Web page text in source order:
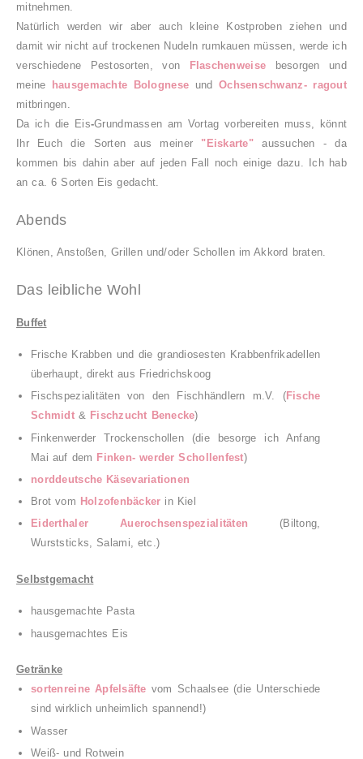
mitnehmen.
Natürlich werden wir aber auch kl eine Kostprobenziehenund
damit wir nicht auf trockenen Nudeln rumkauen müssen, werde ich
verschiedene Pestosorten, von Flaschenweise besorgen und
meine
hausgemachte Bolognese undOchsenschwanz- ragout
mitbringen.
Da ich die Eis-Grund massen am Vortag vorbereiten muss, könnt
Ihr Euch die Sorten aus meiner "Eiskarte"aussuchen - da
kommen bis dahin aber auf jeden Fall noch einige dazu.
Ich hab
anca. 6 Sorten Eis gedacht.
Abends
Klönen, Anstoßen, Grillen und/oder Schollen im Akkord braten.
Das leibliche Wohl
Buffet
Frische Krabben und die grandiosesten Krabbenfrikadellen
überhaupt, direkt aus Friedrichskoog
Fischspezialitäten von den Fischhändlern m.V.
(Fische
Schmidt & Fischzucht Benecke)
Finkenwerder Trockenschollen
(die besorge ich Anfang
Mai auf dem Finken- werder Schollenfest)
norddeutsche Käsevariationen
Brot vom Holzofenbäcker in Kiel
EiderthalerAuerochsenspezialitäten (Biltong,
Wurststicks, Salami, etc.)
Selbstgemacht
hausgemachte Pasta
hausgemachtes Eis
Getränke
sortenreine Apfelsäfte vom Schaalsee (die Unterschiede
sind wirklich unheimlich spannend!)
Wasser
Weiß- und Rotwein